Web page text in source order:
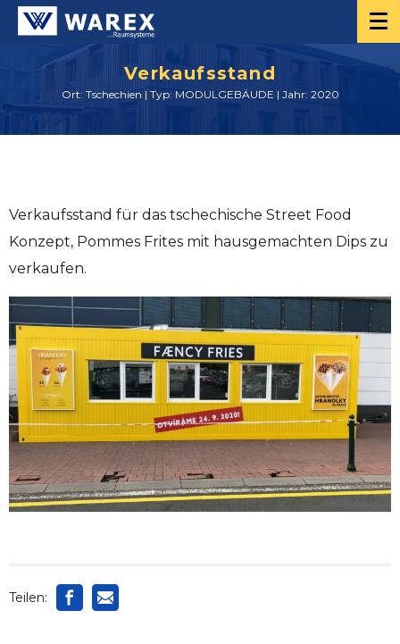
Verkaufsstand
Ort: Tschechien | Typ: MODULGEBÄUDE | Jahr: 2020
Verkaufsstand für das tschechische Street Food
Konzept, Pommes Frites mit hausgemachten Dips zu
verkaufen.
Teilen: